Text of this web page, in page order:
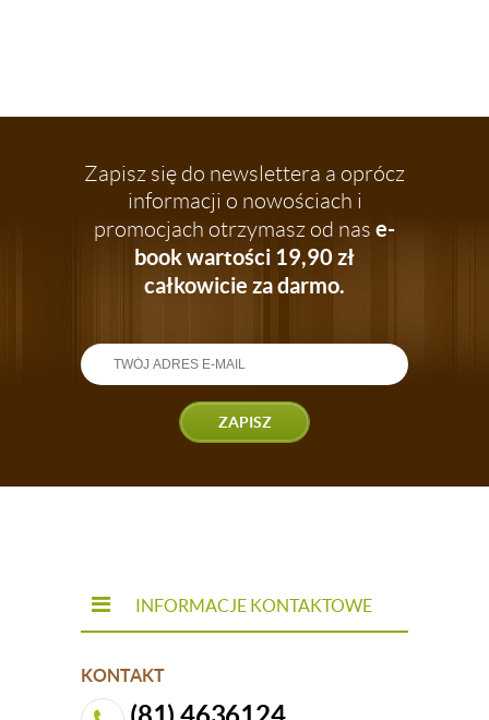
Zapisz się do newslettera a oprócz
informacji o nowościach i
promocjach otrzymasz od nas e-
book wartości 19,90 zł
całkowicie za darmo.
ZAPISZ
INFORMACJE KONTAKTOWE
KONTAKT